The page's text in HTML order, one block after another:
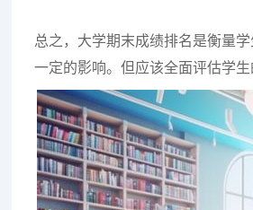
总之，大学期末成绩排名是衡量
一定的影响。但应该全面评估学